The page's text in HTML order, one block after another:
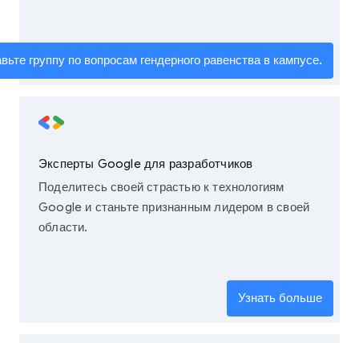
группу по вопросам гендерного равенства в кампусе.
Эксперты Google для разработчиков
Поделитесь своей страстью к технологиям
Google и станьте признанным лидером в своей
области.
Узнать больше